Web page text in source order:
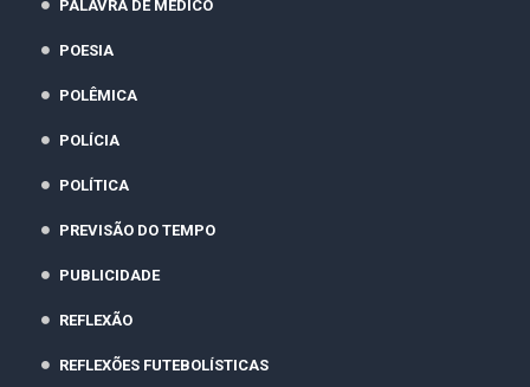
PALAVRA DE MÉDICO
POESIA
POLÊMICA
POLÍCIA
POLÍTICA
PREVISÃO DO TEMPO
PUBLICIDADE
REFLEXÃO
REFLEXÕES FUTEBOLÍSTICAS